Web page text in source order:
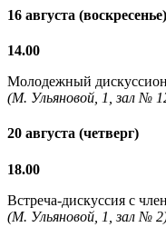
16 августа (воскресенье)
14.00
Молодежный
(М. Ульяновой, 1, зал №
20 августа (четверг)
18.00
Встреча-дискуссия с
(М. Ульяновой, 1, зал №